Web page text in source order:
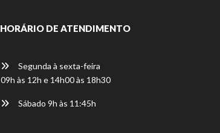
HORÁRIO DE ATENDIMENTO
Segunda à sexta-feira
09h às 12h e 14h00 às 18h30
Sábado 9h às 11:45h